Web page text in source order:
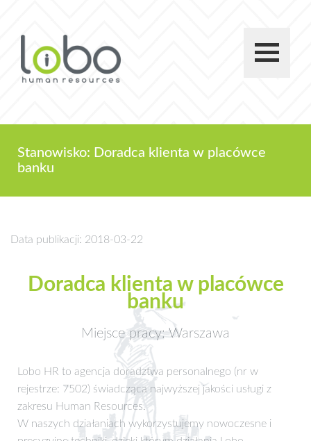
Stanowisko: Doradca klienta w placówce
banku
Data publikacji: 2018-03-22
Doradca klienta w placówce
banku
Miejsce pracy: Warszawa
Lobo HR to agencja doradztwa personalnego (nr w
rejestrze: 7502) świadcząca najwyższej jakości usługi z
zakresu Human Resources.
W naszych działaniach wykorzystujemy nowoczesne i